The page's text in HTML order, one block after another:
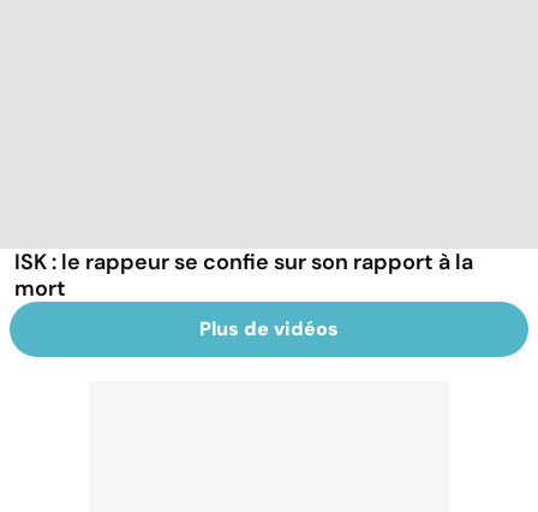
ISK : le rappeur se confie sur son rapport à la
mort
Plus de vidéos